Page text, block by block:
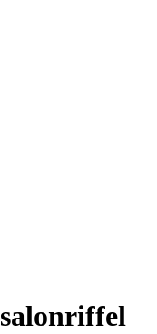
salonriffel